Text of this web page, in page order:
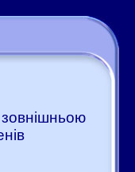
зовнішньою